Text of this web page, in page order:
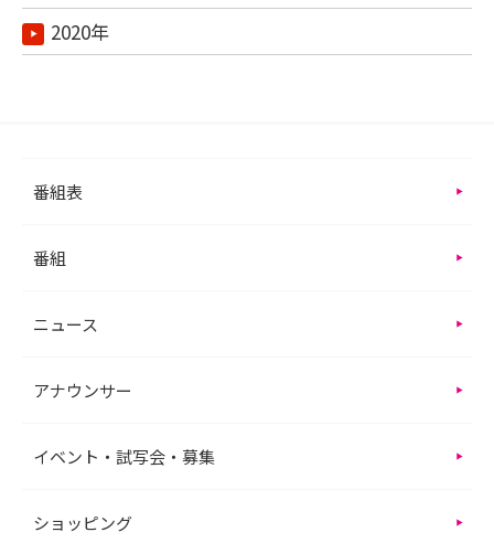
2020年
番組表
番組
ニュース
アナウンサー
イベント・試写会・募集
ショッピング